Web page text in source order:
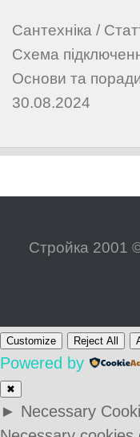
Сантехніка /
Схема
Основи та
30.08.2024
Стройка 2001
Customize Reject All
Powered by
✖
► Necessary